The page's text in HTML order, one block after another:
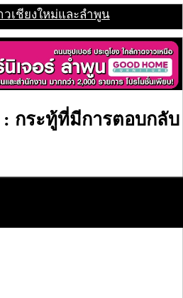
วเชียงใหม่และลำพูน
กระทู้ที่มีการตอบกลับ